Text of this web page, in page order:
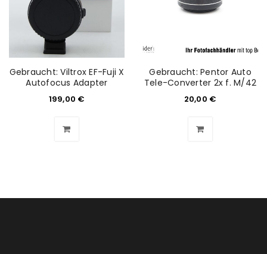
Gebraucht: Viltrox EF-Fuji X
Autofocus Adapter
199,00 €
Gebraucht: Pentor Auto
Tele-Converter 2x f. M/42
20,00 €